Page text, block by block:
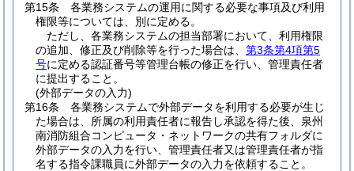
第15条
各業務システムの運用に関する必要な事項及び利用
権限等については、別に定める。
ただし、各業務システムの担当部署において、利用権限
の追加、修正及び削除等を行った場合は、 第3条第4項第5
号に定める認証番号等管理台帳の修正を行い、管理責任者
に提出すること。
(外部データの入力)
第16条
各業務システムで外部データを利用する必要が生じ
た場合は、所属の利用責任者に報告し承認を得た後、泉州
南消防組合コンピュータ・ネットワークの共有フォルダに
外部データの入力を行い、管理責任者又は管理責任者が指
名する指令課職員に外部データの入力を依頼すること。